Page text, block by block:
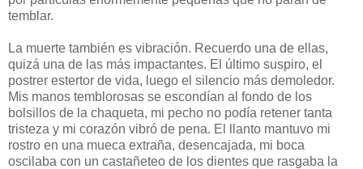
temblar.
La muerte también es vibración. Recuerdo una de ellas,
quizá una de las más impactantes. El último suspiro, el
postrer estertor de vida, luego el silencio más demoledor.
Mis manos temblorosas se escondían al fondo de los
bolsillos de la chaqueta, mi pecho no podía retener tanta
tristeza y mi corazón vibró de pena. El llanto mantuvo mi
rostro en una mueca extraña, desencajada, mi boca
oscilaba con un castañeteo de los dientes que rasgaba la